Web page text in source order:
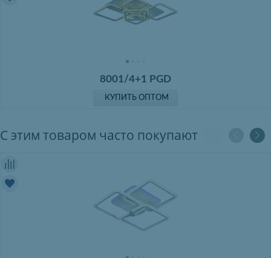
8001/4+1 PGD
КУПИТЬ ОПТОМ
С этим товаром часто покупают